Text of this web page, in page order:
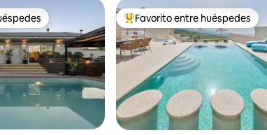
preferido Favorito entre huéspedes
Favorito entre huéspedes